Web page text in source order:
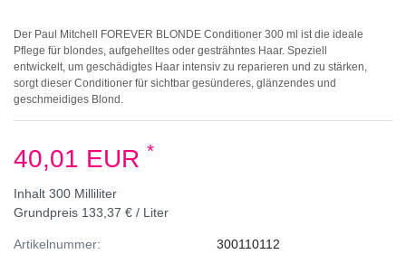
Der Paul Mitchell FOREVER BLONDE Conditioner 300 ml ist die ideale
Pflege für blondes, aufgehelltes oder gesträhntes Haar. Speziell
entwickelt, um geschädigtes Haar intensiv zu reparieren und zu stärken,
sorgt dieser Conditioner für sichtbar gesünderes, glänzendes und
geschmeidiges Blond.
40,01 EUR *
Inhalt 300 Milliliter
Grundpreis 133,37 € / Liter
Artikelnummer:
300110112